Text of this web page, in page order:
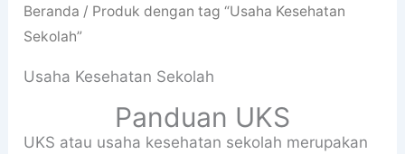
Beranda / Produk dengan tag “Usaha Kesehatan
Sekolah”
Usaha Kesehatan Sekolah
Panduan UKS
UKS atau usaha kesehatan sekolah merupakan